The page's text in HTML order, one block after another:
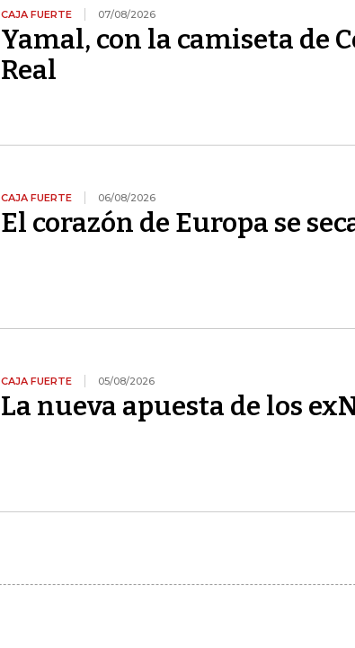
CAJA FUERTE 07/08/2026
Yamal, con la camiseta de
Real
CAJA FUERTE 06/08/2026
El corazón de Europa se
CAJA FUERTE 05/08/2026
La nueva apuesta de los